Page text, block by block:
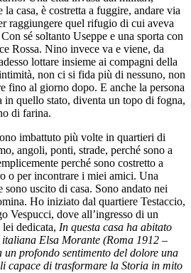
casa, è costretta a fuggire, andare via
raggiungere quel rifugio di cui aveva
sé soltanto Useppe e una sporta con
Rossa. Nino invece va e viene, da
lottare insieme ai compagni della
non ci si fida più di nessuno, non
fino al giorno dopo. E anche la persona
in quello stato, diventa un topo di fogna,
di farina.
imbattuto più volte in quartieri di
angoli, ponti, strade, perché sono a
perché sono costretto a
o per incontrare i miei amici. Una
uscito di casa. Sono andato nei
Ho iniziato dal quartiere Testaccio,
Vespucci, dove all’ingresso di un
dedicata, In questa casa ha abitato
Elsa Morante (Roma 1912 –
un profondo sentimento del dolore una
capace di trasformare la Storia in mito